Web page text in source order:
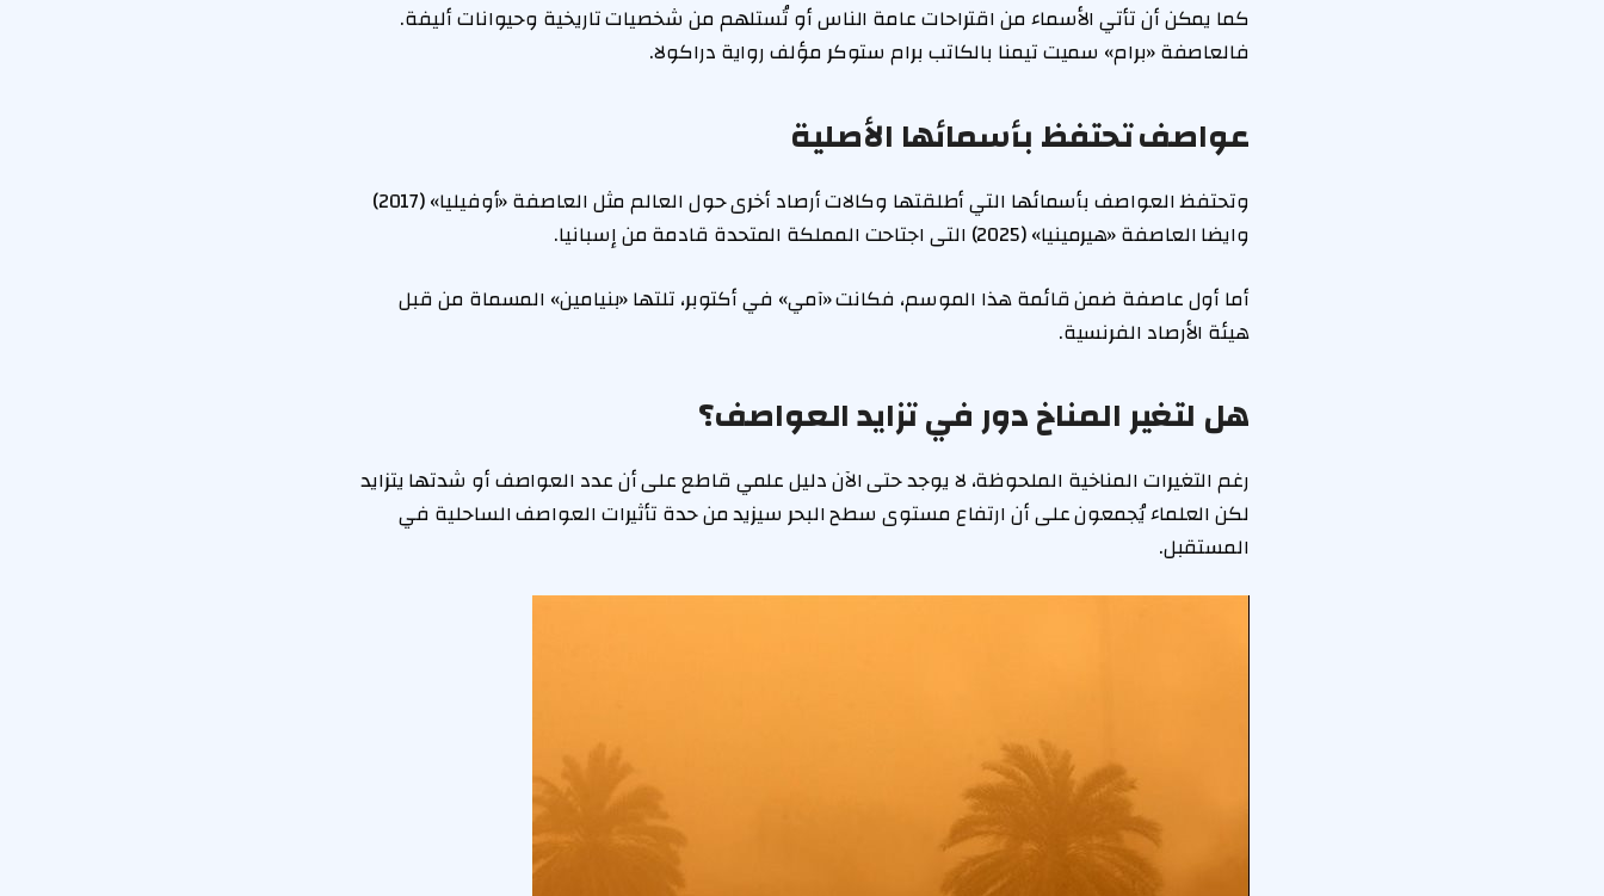
كما يمكن أن تأتي الأسماء من اقتراحات عامة الناس أو تُستلهم من شخصيات تاريخية وحيوانات أليفة.
فالعاصفة «برام» سميت تيمنا بالكاتب برام ستوكر مؤلف رواية دراكولا.
عواصف تحتفظ بأسمائها الأصلية
وتحتفظ العواصف بأسمائها التي أطلقتها وكالات أرصاد أخرى حول العالم مثل العاصفة «أوفيليا» (2017)
وايضا العاصفة «هيرمينيا» (2025) التى اجتاحت المملكة المتحدة قادمة من إسبانيا.
أما أول عاصفة ضمن قائمة هذا الموسم، فكانت «آمي» في أكتوبر، تلتها «بنيامين» المسماة من قبل
هيئة الأرصاد الفرنسية.
هل لتغير المناخ دور في تزايد العواصف؟
رغم التغيرات المناخية الملحوظة، لا يوجد حتى الآن دليل علمي قاطع على أن عدد العواصف أو شدتها يتزايد
لكن العلماء يُجمعون على أن ارتفاع مستوى سطح البحر سيزيد من حدة تأثيرات العواصف الساحلية في
المستقبل.